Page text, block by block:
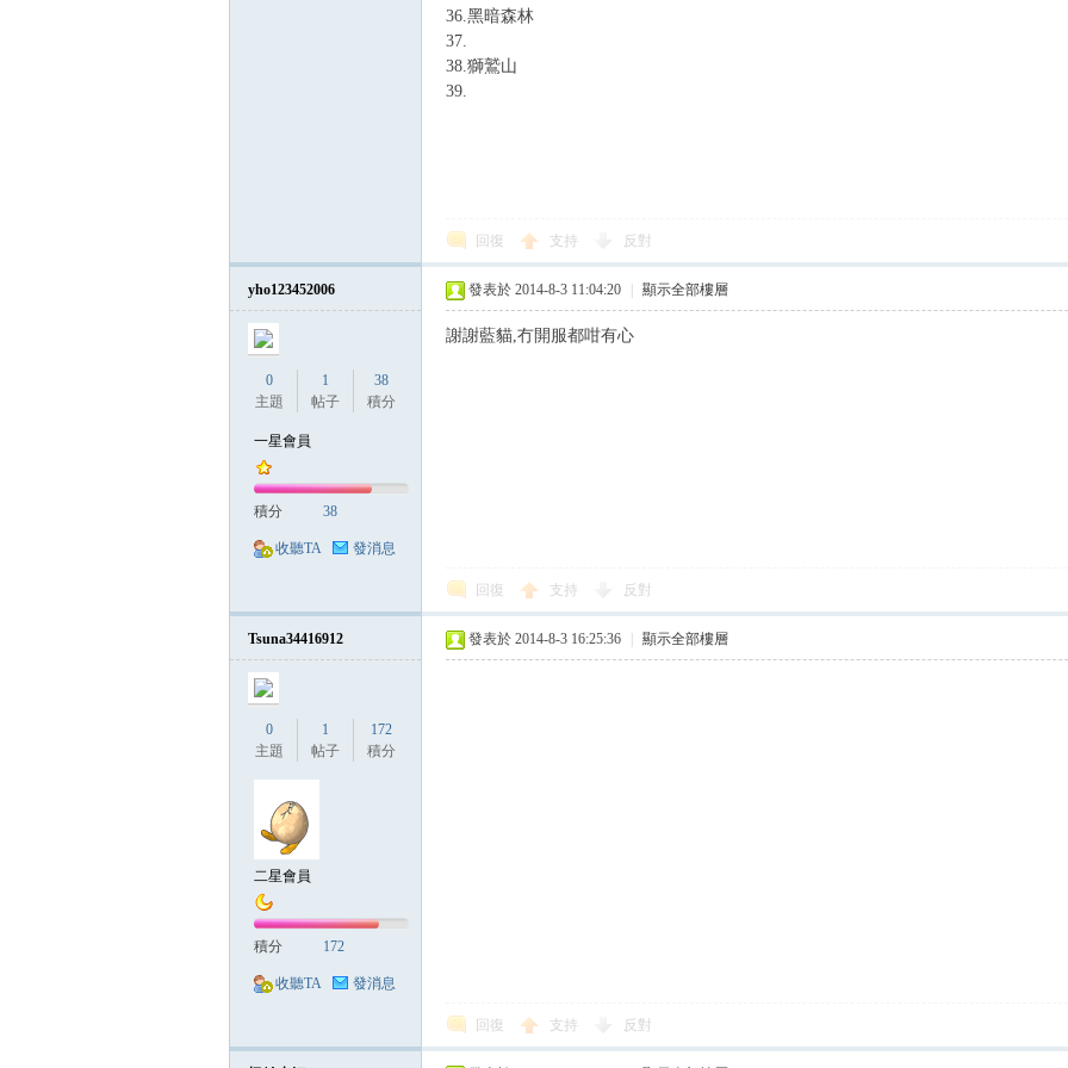
36.黑暗森林
37.
38.獅鷲山
39.
回復 支持 反對
yho123452006
0
主題
1
帖子
38
積分
一星會員
積分 38
收聽TA 發消息
發表於 2014-8-3 11:04:20 顯示全部樓層
謝謝藍貓,冇開服都咁有心
回復 支持 反對
Tsuna34416912
0
主題
1
帖子
172
積分
二星會員
積分 172
收聽TA 發消息
發表於 2014-8-3 16:25:36 顯示全部樓層
回復 支持 反對